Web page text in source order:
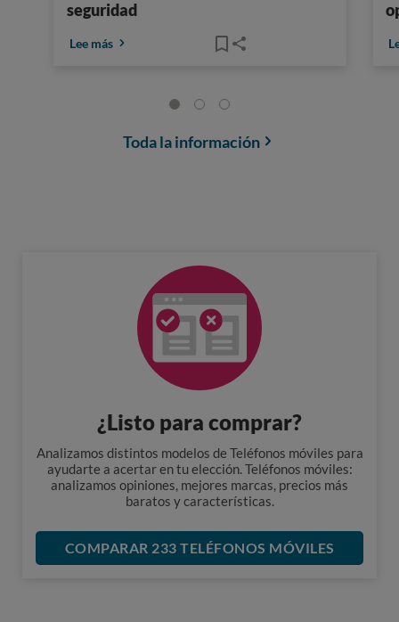
seguridad
Lee más
Toda la información
¿Listo para comprar?
Analizamos distintos modelos de Teléfonos móviles para
ayudarte a acertar en tu elección. Teléfonos móviles:
analizamos opiniones, mejores marcas, precios más
baratos y características.
COMPARAR 233 TELÉFONOS MÓVILES